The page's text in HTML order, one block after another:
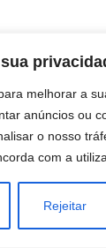
melhorar a
anúncios ou
o nosso
com a
Rejeitar